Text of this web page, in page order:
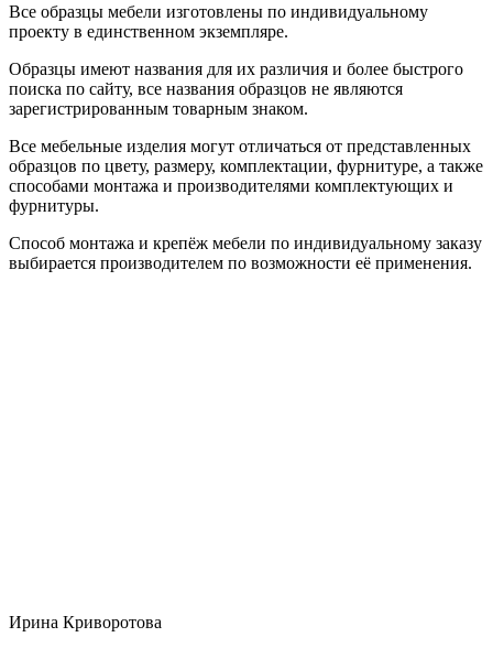
Все образцы мебели изготовлены по индивидуальному
проекту в единственном экземпляре.
Образцы имеют названия для их различия и более быстрого
поиска по сайту, все названия образцов не являются
зарегистрированным товарным знаком.
Все мебельные изделия могут отличаться от представленных
образцов по цвету, размеру, комплектации, фурнитуре, а также
способами монтажа и производителями комплектующих и
фурнитуры.
Способ монтажа и крепёж мебели по индивидуальному заказу
выбирается производителем по возможности её применения.
Ирина Криворотова